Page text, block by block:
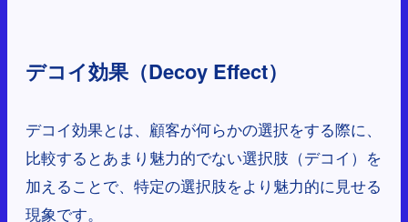
デコイ効果（Decoy Effect）
デコイ効果とは、顧客が何らかの選択をする際に、
比較するとあまり魅力的でない選択肢（デコイ）を
加えることで、特定の選択肢をより魅力的に見せる
現象です。